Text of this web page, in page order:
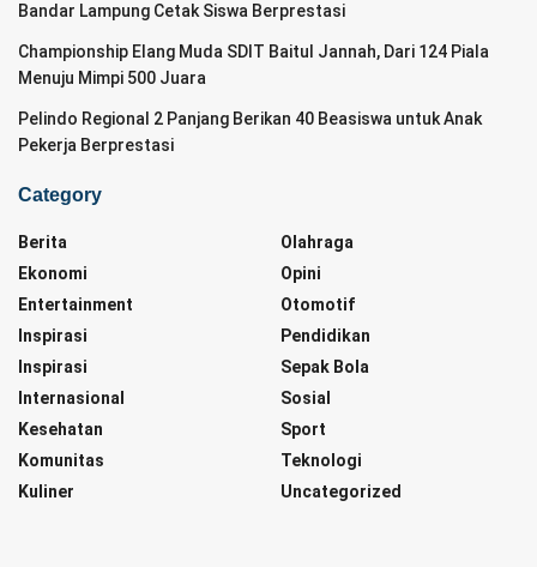
Bandar Lampung Cetak Siswa Berprestasi
Championship Elang Muda SDIT Baitul Jannah, Dari 124 Piala
Menuju Mimpi 500 Juara
Pelindo Regional 2 Panjang Berikan 40 Beasiswa untuk Anak
Pekerja Berprestasi
Category
Berita
Ekonomi
Entertainment
Inspirasi
Inspirasi
Internasional
Kesehatan
Komunitas
Kuliner
Olahraga
Opini
Otomotif
Pendidikan
Sepak Bola
Sosial
Sport
Teknologi
Uncategorized